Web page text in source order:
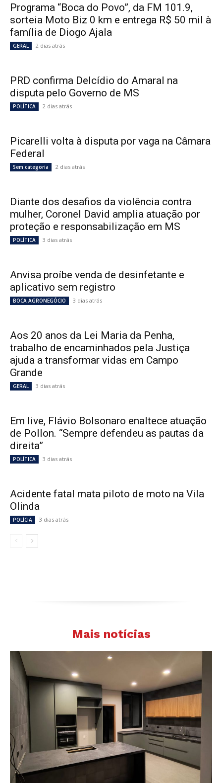
Programa “Boca do Povo”, da FM 101.9,
sorteia Moto Biz 0 km e entrega R$ 50 mil à
família de Diogo Ajala
GERAL 2 dias atrás
PRD confirma Delcídio do Amaral na
disputa pelo Governo de MS
POLÍTICA 2 dias atrás
Picarelli volta à disputa por vaga na Câmara
Federal
Sem categoria 2 dias atrás
Diante dos desafios da violência contra
mulher, Coronel David amplia atuação por
proteção e responsabilização em MS
POLÍTICA 3 dias atrás
Anvisa proíbe venda de desinfetante e
aplicativo sem registro
BOCA AGRONEGÓCIO 3 dias atrás
Aos 20 anos da Lei Maria da Penha,
trabalho de encaminhados pela Justiça
ajuda a transformar vidas em Campo
Grande
GERAL 3 dias atrás
Em live, Flávio Bolsonaro enaltece atuação
de Pollon. “Sempre defendeu as pautas da
direita”
POLÍTICA 3 dias atrás
Acidente fatal mata piloto de moto na Vila
Olinda
POLÍCIA 3 dias atrás
Mais notícias